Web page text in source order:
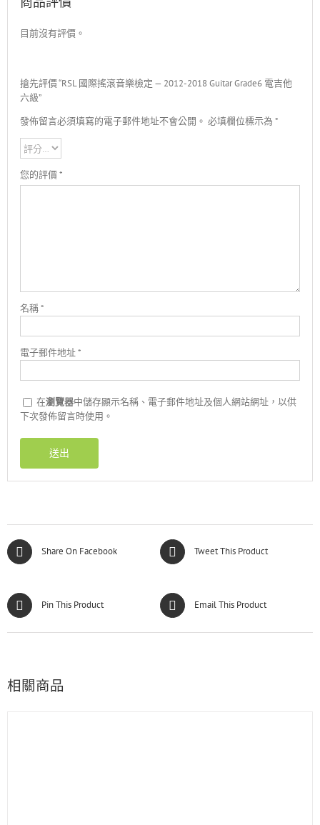
目前沒有評價。
搶先評價 “RSL 國際搖滾音樂檢定 — 2012-2018 Guitar Grade6 電吉他
六級”
發佈留言必須填寫的電子郵件地址不會公開。 必填欄位標示為*
您的評價*
名稱*
電子郵件地址*
在瀏覽器中儲存顯示名稱、電子郵件地址及個人網站網址，以供
下次發佈留言時使用。
Share On Facebook Tweet This Product
Pin This Product Email This Product
相關商品